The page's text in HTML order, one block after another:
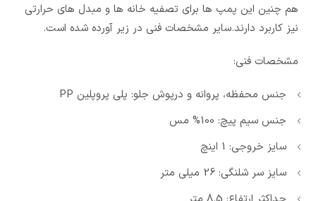
هم چنین این پمپ ها برای تصفیه خانه ها و مبدل های حرارتی
نیز کاربرد دارند.سایر مشخصات فنی در زیر آورده شده است.
مشخصات فنی:
جنس محفظه، پروانه و درپوش جلو: پلی پروپلین PP
جنس سیم پیچ: 100% مس
سایز خروجی: 1 اینچ
سایز سر شلنگی: 26 میلی متر